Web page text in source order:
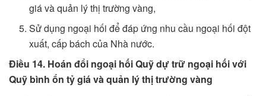
giá và quản lý thị trường vàng,
Sử dụng ngoại hối để đáp ứng nhu cầu ngoại hối đột
xuất, cấp bách của Nhà nước.
Điều 14. Hoán đổi ngoại hối Quỹ dự trữ ngoại hối với
Quỹ bình ổn tỷ giá và quản lý thị trường vàng